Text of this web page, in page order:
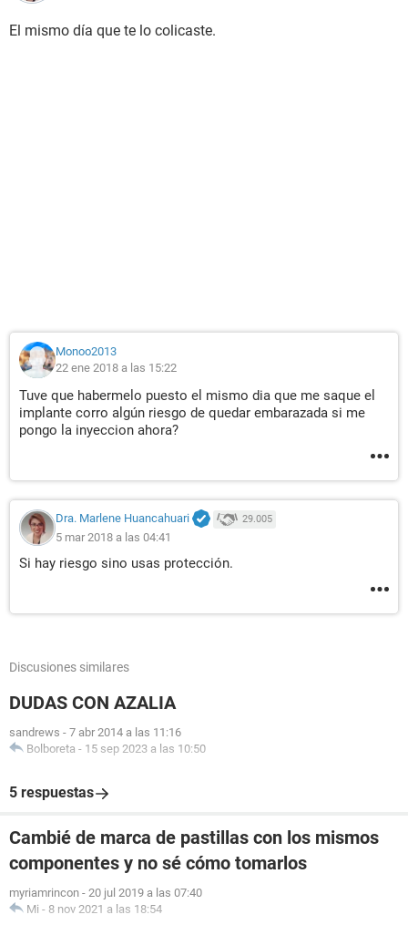
El mismo día que te lo colicaste.
Monoo2013
22 ene 2018 a las 15:22
Tuve que habermelo puesto el mismo dia que me saque el
implante corro algún riesgo de quedar embarazada si me
pongo la inyeccion ahora?
Dra. Marlene Huancahuari 29.005
5 mar 2018 a las 04:41
Si hay riesgo sino usas protección.
Discusiones similares
DUDAS CON AZALIA
sandrews - 7 abr 2014 a las 11:16
Bolboreta - 15 sep 2023 a las 10:50
5 respuestas
Cambié de marca de pastillas con los mismos
componentes y no sé cómo tomarlos
myriamrincon - 20 jul 2019 a las 07:40
Mi - 8 nov 2021 a las 18:54